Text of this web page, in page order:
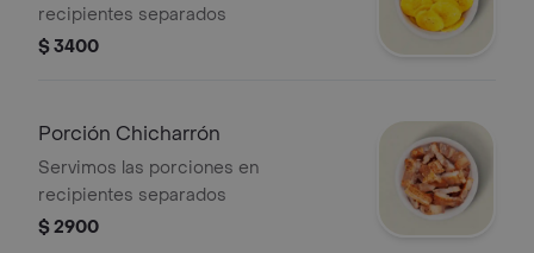
recipientes separados
$ 3400
Porción Chicharrón
Servimos las porciones en
recipientes separados
$ 2900